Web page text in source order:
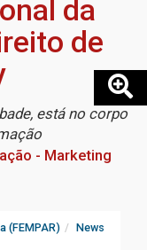
da
de
está no corpo
- Marketing
(FEMPAR) News